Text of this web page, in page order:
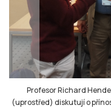
Profesor Richard
(uprostřed) diskutují o